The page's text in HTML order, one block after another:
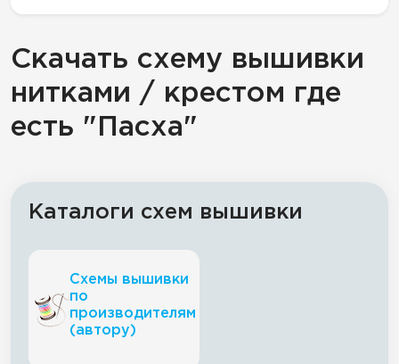
Скачать схему вышивки
нитками / крестом где
есть "Пасха"
Каталоги схем вышивки
Схемы вышивки
по
производителям
(автору)